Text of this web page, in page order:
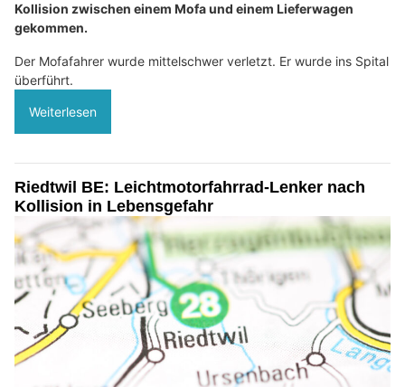
Kollision zwischen einem Mofa und einem Lieferwagen
gekommen.
Der Mofafahrer wurde mittelschwer verletzt. Er wurde ins Spital
überführt.
Weiterlesen
Riedtwil BE: Leichtmotorfahrrad-Lenker nach
Kollision in Lebensgefahr